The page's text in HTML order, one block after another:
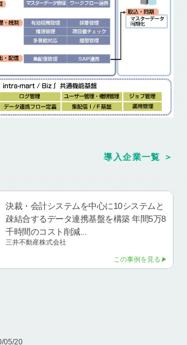
導入企業一覧
決裁・会計システムを中心に10システムと
疎結合するデータ連携基盤を構築 年間5万8
千時間のコスト削減...
三井不動産株式会社
この事例を見る
05/20